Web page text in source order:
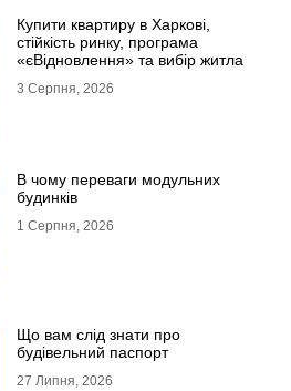
Купити квартиру в Харкові,
стійкість ринку, програма
«єВідновлення» та вибір житла
3 Серпня, 2026
В чому переваги модульних
будинків
1 Серпня, 2026
Що вам слід знати про
будівельний паспорт
27 Липня, 2026